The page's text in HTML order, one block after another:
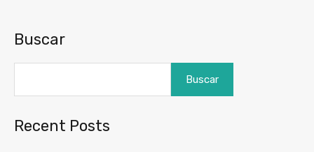
Buscar
Buscar
Recent Posts